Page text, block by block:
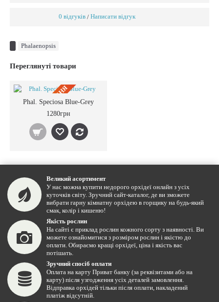
0 відгуків / Написати відгук
Phalaenopsis
Переглянуті товари
ПIД ЗАМОВЛЕННЯ
Phal. Speciosa Blue-Grey
1280грн
Великий асортимент
У нас можна купити недорого орхідеї онлайн з усіх
куточків світу. Зручний сайт-каталог, де ви зможете
вибрати гарну кімнатну орхідею в горщику на будь-який
смак, колір і кишеню!
Якість рослин
На сайті є приклад рослин кожного сорту з наявності. Ви
можете ознайомитися з розміром рослин і якістю до
оплати. Обираємо кращі орхідеї, ціна і якість вас
потішать.
Зручний спосіб оплати
Оплата на карту Приват банку (за реквізитами або на
карту) після узгодження усіх деталей замовлення.
Відправка орхідей тільки після оплати, накладений
платіж відсутній.